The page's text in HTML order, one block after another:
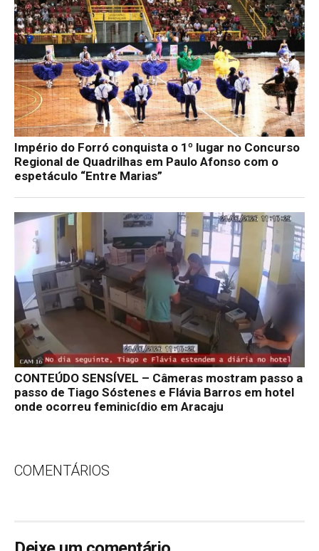
Império do Forró conquista o 1º lugar no Concurso
Regional de Quadrilhas em Paulo Afonso com o
espetáculo “Entre Marias”
CONTEÚDO SENSÍVEL – Câmeras mostram passo a
passo de Tiago Sóstenes e Flávia Barros em hotel
onde ocorreu feminicídio em Aracaju
COMENTÁRIOS